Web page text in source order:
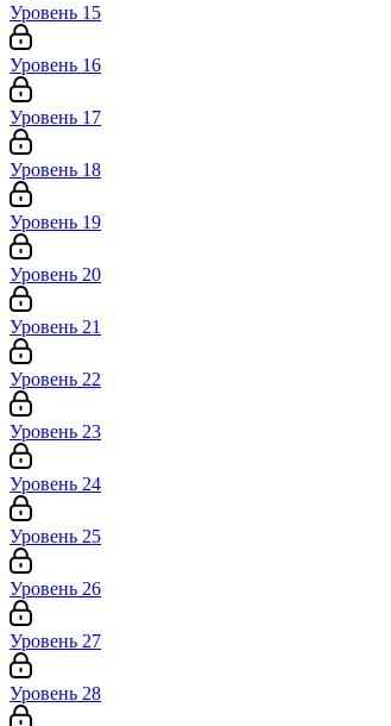
Уровень 15
Уровень 16
Уровень 17
Уровень 18
Уровень 19
Уровень 20
Уровень 21
Уровень 22
Уровень 23
Уровень 24
Уровень 25
Уровень 26
Уровень 27
Уровень 28